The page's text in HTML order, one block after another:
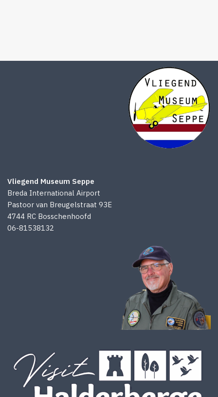
Vliegend Museum Seppe
Breda International Airport
Pastoor van Breugelstraat 93E
4744 RC Bosschenhoofd
06-81538132